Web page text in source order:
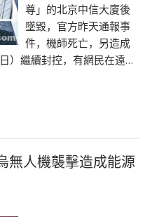
尊」的北京中信大廈後
墜毀，官方昨天通報事
件，機師死亡，另造成
）繼續封控，有網民在遠…
無人機襲擊造成能源